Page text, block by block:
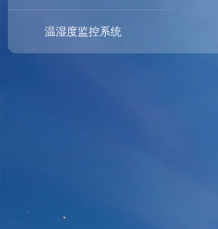
温湿度监控系统